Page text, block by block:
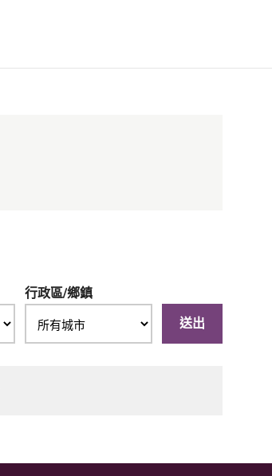
行政區/鄉鎮
送出